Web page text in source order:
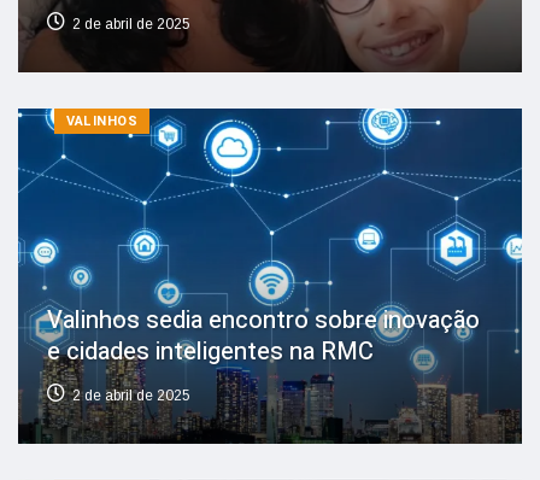
2 de abril de 2025
VALINHOS
Valinhos sedia encontro sobre inovação
e cidades inteligentes na RMC
2 de abril de 2025